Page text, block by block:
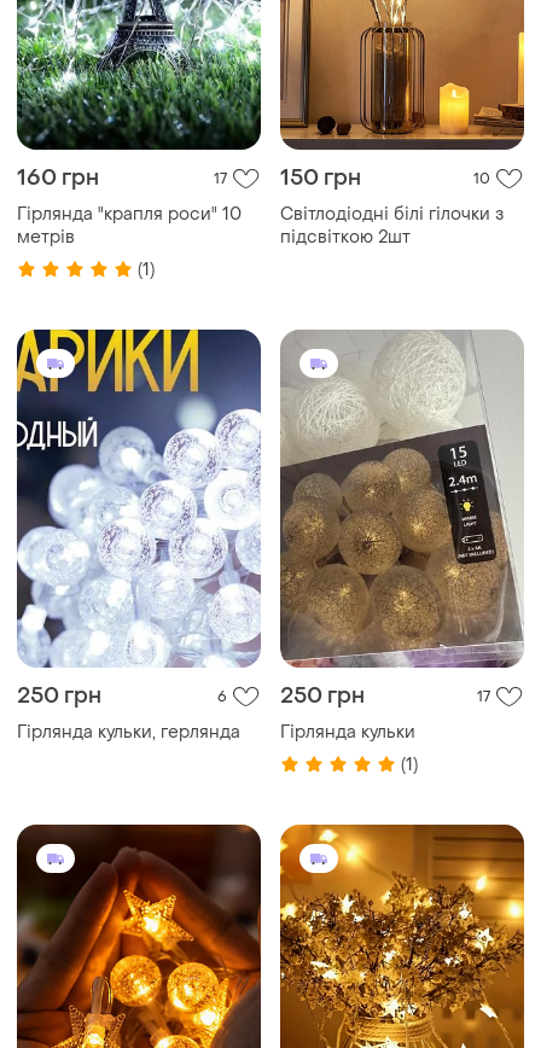
160 грн 17
Гірлянда "крапля роси" 10
метрів
(1)
150 грн 10
Світлодіодні білі гілочки з
підсвіткою 2шт
250 грн 6
Гірлянда кульки, герлянда
250 грн 17
Гірлянда кульки
(1)